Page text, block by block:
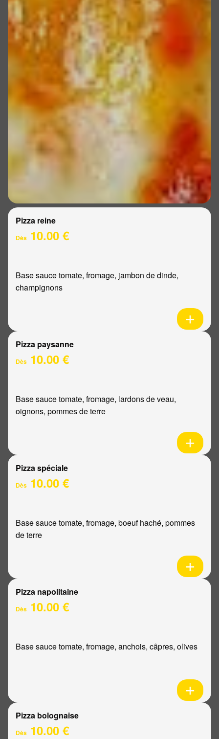
Pizza reine
Dès 10.00 €
Base sauce tomate, fromage, jambon de dinde,
champignons
Pizza paysanne
Dès 10.00 €
Base sauce tomate, fromage, lardons de veau,
oignons, pommes de terre
Pizza spéciale
Dès 10.00 €
Base sauce tomate, fromage, boeuf haché, pommes
de terre
Pizza napolitaine
Dès 10.00 €
Base sauce tomate, fromage, anchois, câpres, olives
Pizza bolognaise
Dès 10.00 €